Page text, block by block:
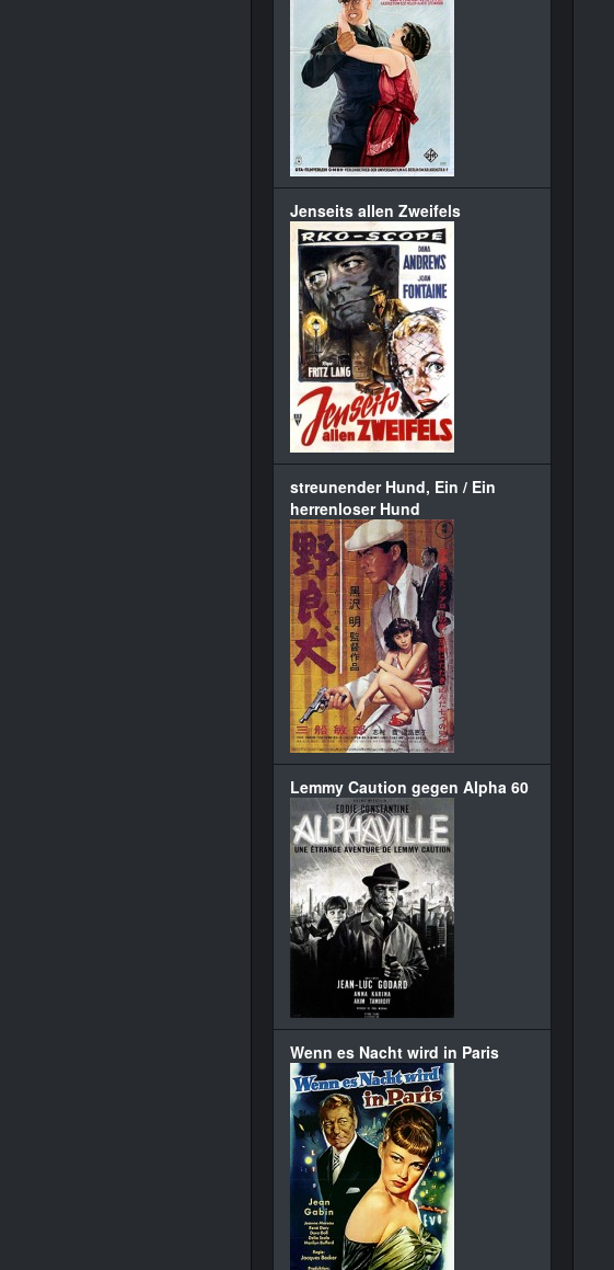
Jenseits allen Zweifels
streunender Hund, Ein / Ein
herrenloser Hund
Lemmy Caution gegen Alpha 60
Wenn es Nacht wird in Paris